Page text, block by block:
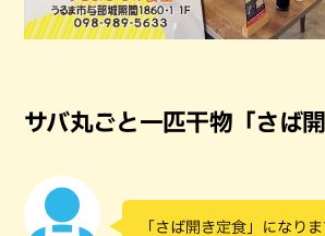
サバ丸ごと一匹干物「さば開
「さば開き定食」になりま